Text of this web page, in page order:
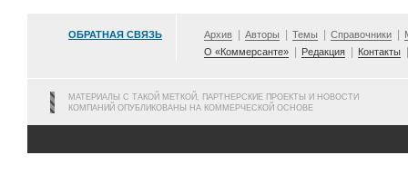
ОБРАТНАЯ СВЯЗЬ Архив Авторы Темы Справочники
О «Коммерсанте»
Редакция Контакты
МАТЕРИАЛЫ С ТАКОЙ МЕТКОЙ, ПАРТНЕРСКИЕ ПРОЕКТЫ И НОВОСТИ
КОМПАНИЙ ОПУБЛИКОВАНЫ НА КОММЕРЧЕСКОЙ ОСНОВЕ